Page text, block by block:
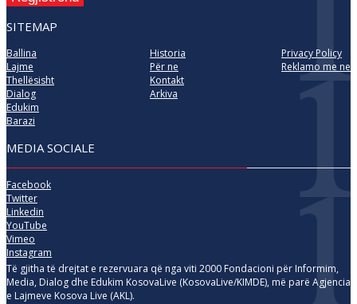
SITEMAP
Ballina
Lajme
Thellësisht
Dialog
Edukim
Barazi
Historia
Për ne
Kontakt
Arkiva
Privacy Policy
Reklamo me ne
MEDIA SOCIALE
Facebook
Twitter
Linkedin
YouTube
Vimeo
Instagram
Të gjitha të drejtat e rezervuara që nga viti 2000 Fondacioni për Informim,
Media, Dialog dhe Edukim KosovaLive (KosovaLive/KIMDE), më parë Agjencia
e Lajmeve Kosova Live (AKL).